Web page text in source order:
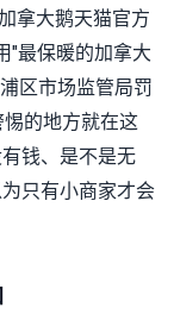
拿大鹅天猫官方
"最保暖的加拿大
区市场监管局罚
的地方就在这
钱、是不是无
只有小商家才会